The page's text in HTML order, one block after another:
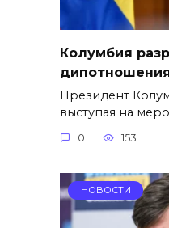
Колумбия
Президент
выступая на
0 153
НОВОСТИ